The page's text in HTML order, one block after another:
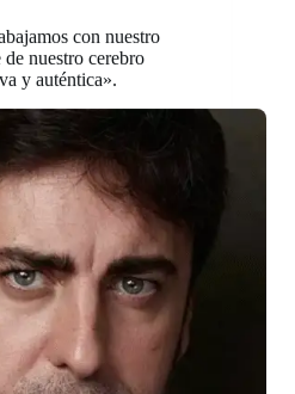
con nuestro
nuestro cerebro
y auténtica».